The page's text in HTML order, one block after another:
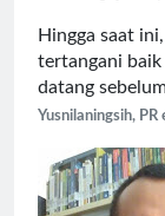
Hingga saat
tertangani baik
datang
Yusnilaningsih, PR